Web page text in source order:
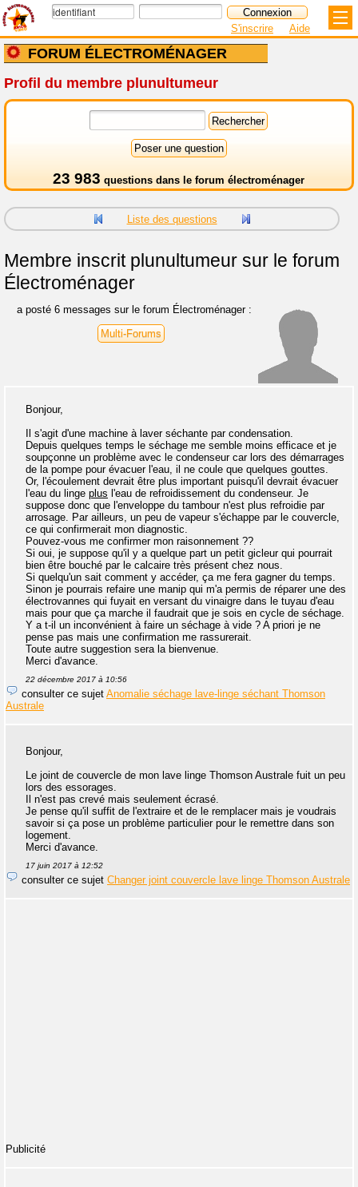
FORUM ÉLECTROMÉNAGER
S'inscrire Aide
Profil du membre plunultumeur
23 983 questions dans le forum électroménager
Liste des questions
Membre inscritplunultumeur sur le forum
Électroménager
a posté 6 messages sur le forum Électroménager :
Multi-Forums
Bonjour,
Il s'agit d'une machine à laver séchante par condensation.
Depuis quelques temps le séchage me semble moins efficace et je
soupçonne un problème avec le condenseur car lors des démarrages
de la pompe pour évacuer l'eau, il ne coule que quelques gouttes.
Or, l'écoulement devrait être plus important puisqu'il devrait évacuer
l'eau du linge plus l'eau de refroidissement du condenseur. Je
suppose donc que l'enveloppe du tambour n'est plus refroidie par
arrosage. Par ailleurs, un peu de vapeur s'échappe par le couvercle,
ce qui confirmerait mon diagnostic.
Pouvez-vous me confirmer mon raisonnement ??
Si oui, je suppose qu'il y a quelque part un petit gicleur qui pourrait
bien être bouché par le calcaire très présent chez nous.
Si quelqu'un sait comment y accéder, ça me fera gagner du temps.
Sinon je pourrais refaire une manip qui m'a permis de réparer une des
électrovannes qui fuyait en versant du vinaigre dans le tuyau d'eau
mais pour que ça marche il faudrait que je sois en cycle de séchage.
Y a t-il un inconvénient à faire un séchage à vide ? A priori je ne
pense pas mais une confirmation me rassurerait.
Toute autre suggestion sera la bienvenue.
Merci d'avance.
22 décembre 2017 à 10:56
consulter ce sujet Anomalie séchage lave-linge séchant Thomson
Australe
Bonjour,
Le joint de couvercle de mon lave linge Thomson Australe fuit un peu
lors des essorages.
Il n'est pas crevé mais seulement écrasé.
Je pense qu'il suffit de l'extraire et de le remplacer mais je voudrais
savoir si ça pose un problème particulier pour le remettre dans son
logement.
Merci d'avance.
17 juin 2017 à 12:52
consulter ce sujet Changer joint couvercle lave linge Thomson Australe
Publicité